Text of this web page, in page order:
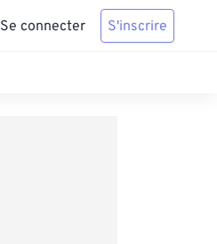
Se connecter S'inscrire